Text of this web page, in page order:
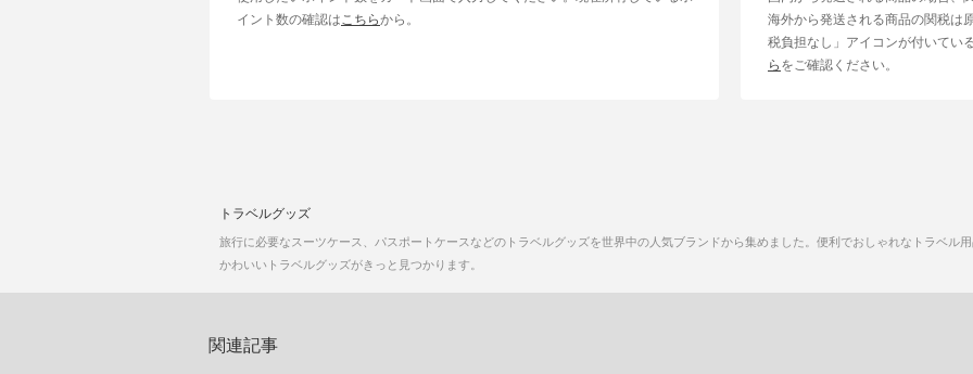
イント数の確認は こちらから。
海外から発送される商品の関税は
税負担なし」アイコンが付いてい
ら をご確認ください。
トラベルグッズ
旅行に必要なスーツケース、パスポートケースなどのトラベルグッズを世界中の人気ブランドから集めました。便利でおしゃれなトラベル
かわいいトラベルグッズがきっと見つかります。
関連記事